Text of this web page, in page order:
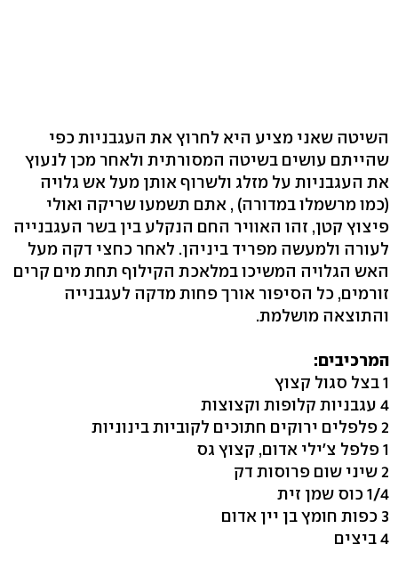
השיטה שאני מציע היא לחרוץ את העגבניות כפי
שהייתם עושים בשיטה המסורתית ולאחר מכן לנעוץ
את העגבניות על מזלג ולשרוף אותן מעל אש גלויה
(כמו מרשמלו במדורה) , אתם תשמעו שריקה ואולי
פיצוץ קטן, זהו האוויר החם הנקלע בין בשר העגבנייה
לעורה ולמעשה מפריד ביניהן. לאחר כחצי דקה מעל
האש הגלויה המשיכו במלאכת הקילוף תחת מים קרים
זורמים, כל הסיפור אורך פחות מדקה לעגבנייה
והתוצאה מושלמת.
המרכיבים:
1 בצל סגול קצוץ
4 עגבניות קלופות וקצוצות
2 פלפלים ירוקים חתוכים לקוביות בינוניות
1 פלפל צ'ילי אדום, קצוץ גס
2 שיני שום פרוסות דק
1/4 כוס שמן זית
3 כפות חומץ בן יין אדום
4 ביצים